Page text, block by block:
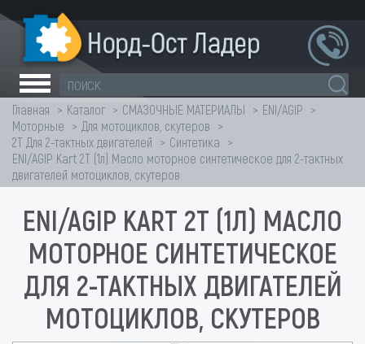
Главная Каталог СМАЗОЧНЫЕ МАТЕРИАЛЫ
ENI/AGIP
Моторные
Для мотоциклов, скутеров
2Т Для 2-тактных двигателей
Синтетика
ENI/AGIP Kart 2T (1л) Масло моторное синтетическое для 2-тактных
двигателей мотоциклов, скутеров
ENI/AGIP KART 2T (1Л) МАСЛО
МОТОРНОЕ СИНТЕТИЧЕСКОЕ
ДЛЯ 2-ТАКТНЫХ ДВИГАТЕЛЕЙ
МОТОЦИКЛОВ, СКУТЕРОВ